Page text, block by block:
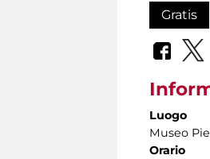
Gratis
Luogo
Museo
Orario